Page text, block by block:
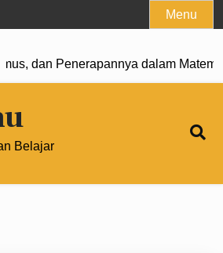
Menu
dan Penerapannya dalam
Belajar